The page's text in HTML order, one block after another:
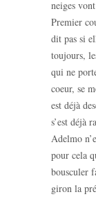
neiges
Premier
dit pas si
toujours,
qui ne
coeur, se
est déjà
s’est déjà
Adelmo
pour cela
bousculer
giron la